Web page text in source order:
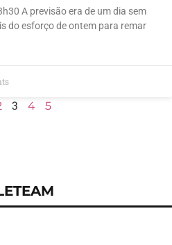
A previsão era de um dia sem
do esforço de ontem para remar
3 4 5